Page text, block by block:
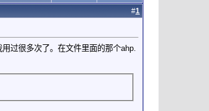
#1
过很多次了。在文件里面的那个ahp.